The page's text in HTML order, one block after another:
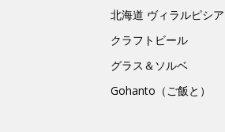
北海道 ヴィラルピシア
クラフトビール
グラス＆ソルベ
Gohanto（ご飯と）